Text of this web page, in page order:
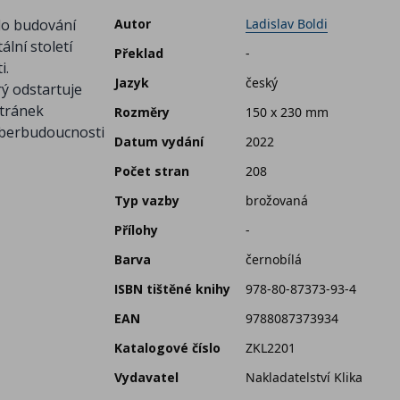
budování
století
odstartuje
Autor
Ladislav Boldi
Překlad
-
Jazyk
český
Rozměry
150 x 230 mm
Datum vydání
2022
Počet stran
208
Typ vazby
brožovaná
Přílohy
-
Barva
černobílá
ISBN tištěné knihy
978-80-87373-93-4
EAN
9788087373934
Katalogové číslo
ZKL2201
Vydavatel
Nakladatelství Klika